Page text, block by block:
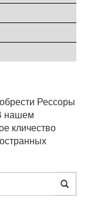
Рессоры
нашем
кличество